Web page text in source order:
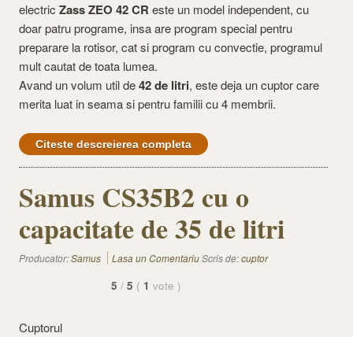
electric Zass ZEO 42 CR este un model independent, cu
doar patru programe, insa are program special pentru
preparare la rotisor, cat si program cu convectie, programul
mult cautat de toata lumea.
Avand un volum util de42 de litri, este deja un cuptor care
merita luat in seama si pentru familii cu 4 membrii.
Citeste descreierea completa
Samus CS35B2 cu o
capacitate de 35 de litri
Producator:Samus Lasa un ComentariuScris de:cuptor
5 / 5 ( 1 vote )
Cuptorul